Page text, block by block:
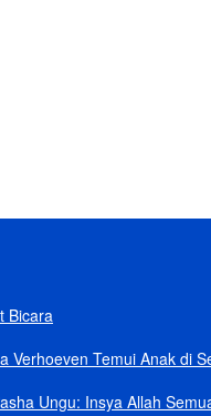
Bicara
Verhoeven Temui Anak di
Ungu: Insya Allah